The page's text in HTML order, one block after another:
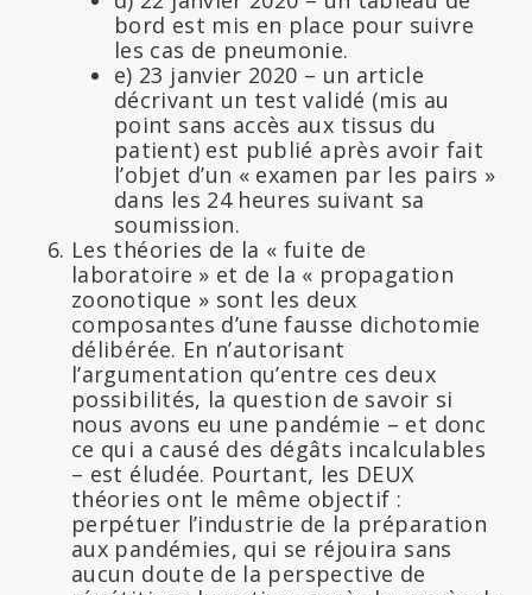
bord est mis en place pour suivre
les cas de pneumonie.
e) 23 janvier 2020 – un article
décrivant un test validé (mis au
point sans accès aux tissus du
patient) est publié après avoir fait
l’objet d’un « examen par les pairs »
dans les 24 heures suivant sa
soumission.
Les théories de la « fuite de
laboratoire » et de la « propagation
zoonotique » sont les deux
composantes d’une fausse dichotomie
délibérée. En n’autorisant
l’argumentation qu’entre ces deux
possibilités, la question de savoir si
nous avons eu une pandémie – et donc
ce qui a causé des dégâts incalculables
– est éludée. Pourtant, les DEUX
théories ont le même objectif :
perpétuer l’industrie de la préparation
aux pandémies, qui se réjouira sans
aucun doute de la perspective de